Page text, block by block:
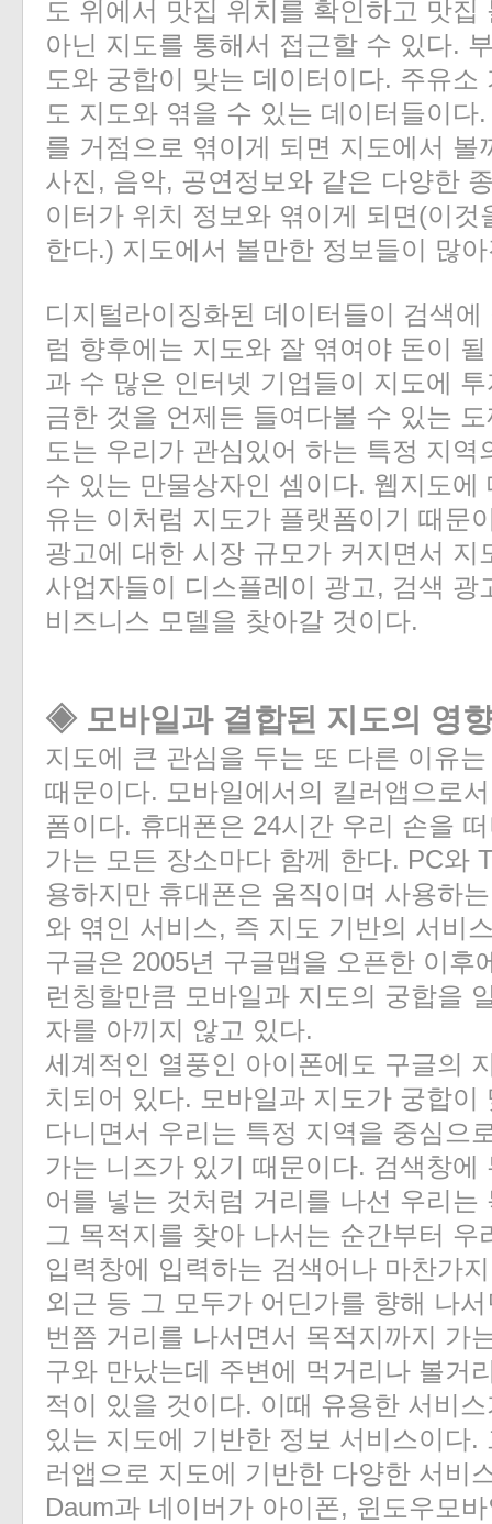
도 위에서 맛집 위치를 확인하고 맛
아닌 지도를 통해서 접근할 수 있다.
도와 궁합이 맞는 데이터이다. 주유
도 지도와 엮을 수 있는 데이터들이
를 거점으로 엮이게 되면 지도에서 볼
사진, 음악, 공연정보와 같은 다양한
이터가 위치 정보와 엮이게 되면(이
한다.) 지도에서 볼만한 정보들이 많
디지털라이징화된 데이터들이 검색
럼 향후에는 지도와 잘 엮여야 돈이
과 수 많은 인터넷 기업들이 지도에
금한 것을 언제든 들여다볼 수 있는
도는 우리가 관심있어 하는 특정 지
수 있는 만물상자인 셈이다. 웹지도에
유는 이처럼 지도가 플랫폼이기 때문
광고에 대한 시장 규모가 커지면서 지
사업자들이 디스플레이 광고, 검색 광
비즈니스 모델을 찾아갈 것이다.
◈ 모바일과 결합된 지도의 영
지도에 큰 관심을 두는 또 다른 이유
때문이다. 모바일에서의 킬러앱으로
폼이다. 휴대폰은 24시간 우리 손을
가는 모든 장소마다 함께 한다. PC와
용하지만 휴대폰은 움직이며 사용하
와 엮인 서비스, 즉 지도 기반의 서비
구글은 2005년 구글맵을 오픈한 이후
런칭할만큼 모바일과 지도의 궁합을
자를 아끼지 않고 있다.
세계적인 열풍인 아이폰에도 구글의
치되어 있다. 모바일과 지도가 궁합이
다니면서 우리는 특정 지역을 중심으
가는 니즈가 있기 때문이다. 검색창
어를 넣는 것처럼 거리를 나선 우리
그 목적지를 찾아 나서는 순간부터 우
입력창에 입력하는 검색어나 마찬가
외근 등 그 모두가 어딘가를 향해 나
번쯤 거리를 나서면서 목적지까지 가
구와 만났는데 주변에 먹거리나 볼거
적이 있을 것이다. 이때 유용한 서비
있는 지도에 기반한 정보 서비스이다
러앱으로 지도에 기반한 다양한 서비
Daum과 네이버가 아이폰, 윈도우모